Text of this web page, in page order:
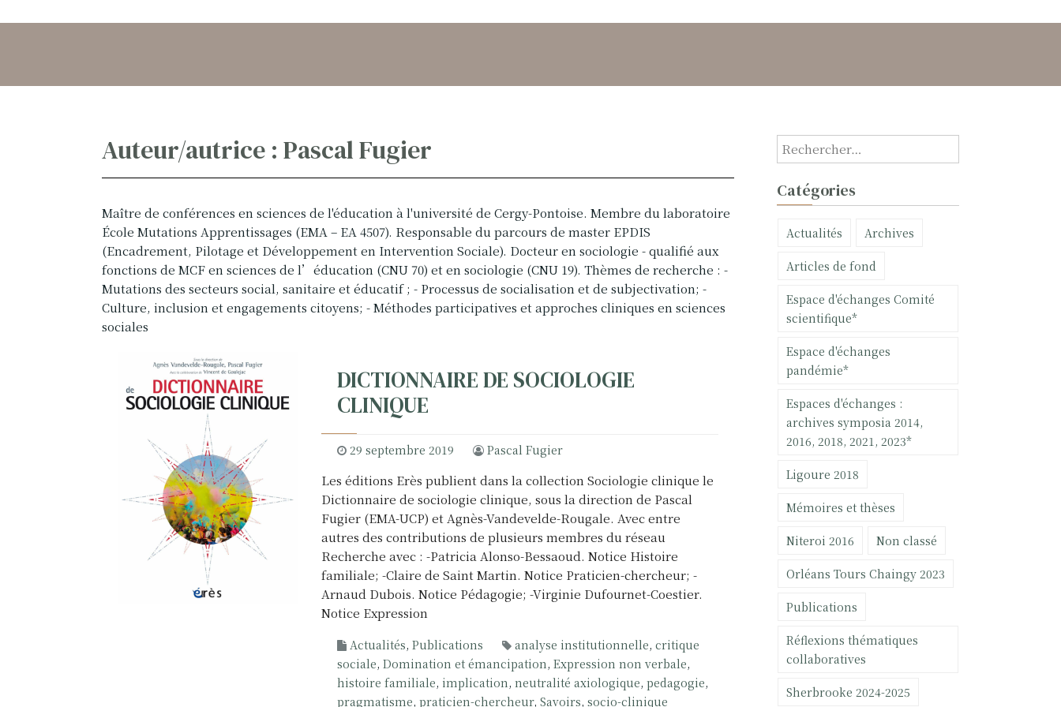
Auteur/autrice : Pascal Fugier
Maître de conférences en sciences de l'éducation à l'université de Cergy-Pontoise. Membre du laboratoire
École Mutations Apprentissages (EMA – EA 4507). Responsable du parcours de master EPDIS
(Encadrement, Pilotage et Développement en Intervention Sociale). Docteur en sociologie - qualifié aux
fonctions de MCF en sciences de l’éducation (CNU 70) et en sociologie (CNU 19). Thèmes de recherche : -
Mutations des secteurs social, sanitaire et éducatif ; - Processus de socialisation et de subjectivation; -
Culture, inclusion et engagements citoyens; - Méthodes participatives et approches cliniques en sciences
sociales
DICTIONNAIRE DE SOCIOLOGIE
CLINIQUE
29 septembre 2019 Pascal Fugier
Les éditions Erès publient dans la collection Sociologie clinique le
Dictionnaire de sociologie clinique, sous la direction de Pascal
Fugier (EMA-UCP) et Agnès-Vandevelde-Rougale. Avec entre
autres des contributions de plusieurs membres du réseau
Recherche avec : -Patricia Alonso-Bessaoud. Notice Histoire
familiale; -Claire de Saint Martin. Notice Praticien-chercheur; -
Arnaud Dubois. Notice Pédagogie; -Virginie Dufournet-Coestier.
Notice Expression
Actualités,Publications analyse institutionnelle,critique
sociale,Domination et émancipation,Expression non verbale,
histoire familiale, implication,neutralité axiologique,pedagogie,
pragmatisme,praticien-chercheur,Savoirs,socio-clinique
R
e
h
Catégories
Actualités Archives
Articles de fond
Espace d'échanges Comité
scientifique*
Espace d'échanges
pandémie*
Espaces d'échanges :
archives symposia 2014,
2016, 2018, 2021, 2023*
Ligoure 2018
Mémoires et thèses
Niteroi 2016 Non classé
Orléans Tours Chaingy 2023
Publications
Réflexions thématiques
collaboratives
Sherbrooke 2024-2025